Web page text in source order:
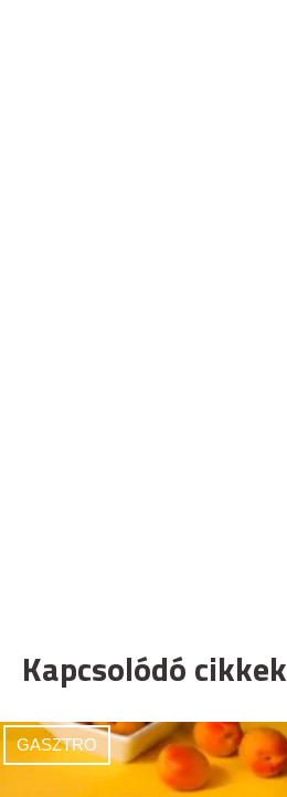
Kapcsolódó cikkek
GASZTRO